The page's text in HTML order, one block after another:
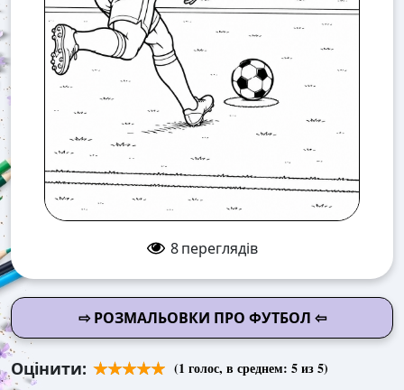
8 переглядів
⇨ РОЗМАЛЬОВКИ ПРО ФУТБОЛ ⇦
Оцінити: (1 голос, в среднем: 5из 5)